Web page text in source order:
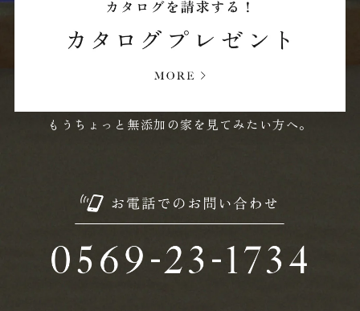
2023年12月 (7)
もうちょっと無添加の家を見てみたい方へ。